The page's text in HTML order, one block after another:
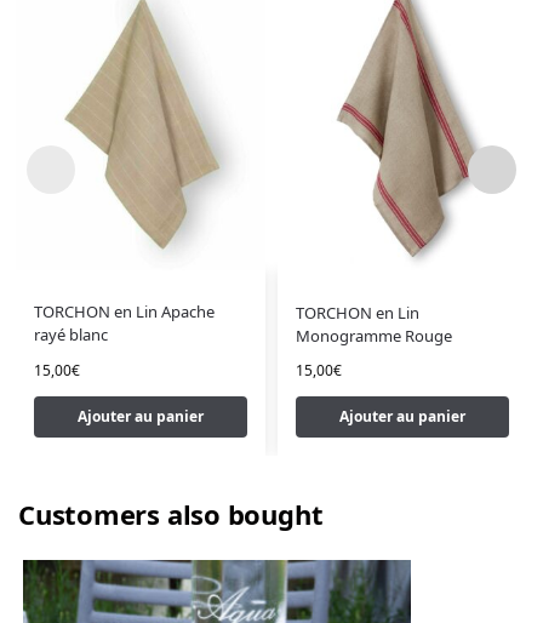
TORCHON en Lin Apache
rayé blanc
15,00€
Ajouter au panier
TORCHON en Lin
Monogramme Rouge
15,00€
Ajouter au panier
Customers also bought